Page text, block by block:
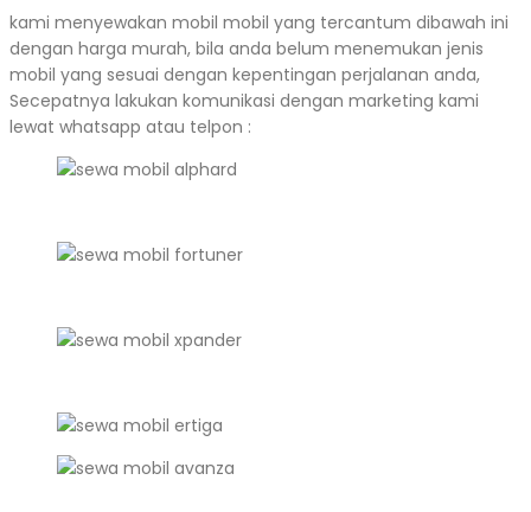
kami menyewakan mobil mobil yang tercantum dibawah ini
dengan harga murah, bila anda belum menemukan jenis
mobil yang sesuai dengan kepentingan perjalanan anda,
Secepatnya lakukan komunikasi dengan marketing kami
lewat whatsapp atau telpon :